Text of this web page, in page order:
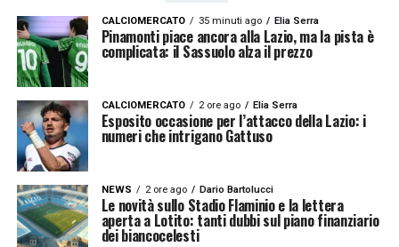
CALCIOMERCATO 35 minuti ago Elia Serra
Pinamonti piace ancora alla Lazio, ma la pista è
complicata: il Sassuolo alza il prezzo
CALCIOMERCATO 2 ore ago Elia Serra
Esposito occasione per l’attacco della Lazio: i
numeri che intrigano Gattuso
NEWS 2 ore ago Dario Bartolucci
Le novità sullo Stadio Flaminio e la lettera
aperta a Lotito: tanti dubbi sul piano finanziario
dei biancocelesti